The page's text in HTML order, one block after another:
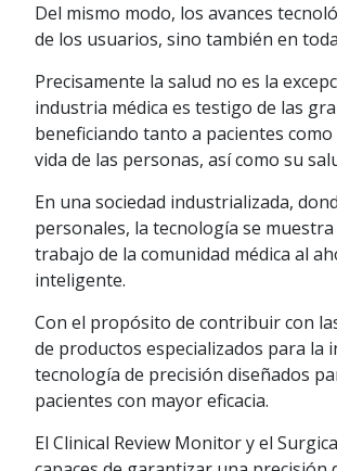
Del mismo modo, los avances
de los usuarios, sino también en
Precisamente la salud no es la
industria médica es testigo de las
beneficiando tanto a pacientes
vida de las personas, así como su
En una sociedad industrializada,
personales, la tecnología se
trabajo de la comunidad médica al
inteligente.
Con el propósito de contribuir con
de productos especializados para la
tecnología de precisión diseñados
pacientes con mayor eficacia.
El Clinical Review Monitor y el